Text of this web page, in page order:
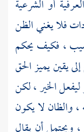
أو الشرعية
فلا يغني الظن
، فكيف يحكم
يقين يميز الحق
الخير ، لكن
، والظان لا يكون